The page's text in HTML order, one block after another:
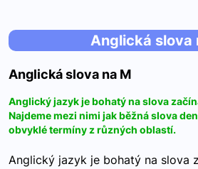
Anglická slova
Anglická slova na M
Anglický jazyk je bohatý na slova
Najdeme mezi nimi jak běžná slova
obvyklé termíny z různých oblastí.
Anglický jazyk je bohatý na slova